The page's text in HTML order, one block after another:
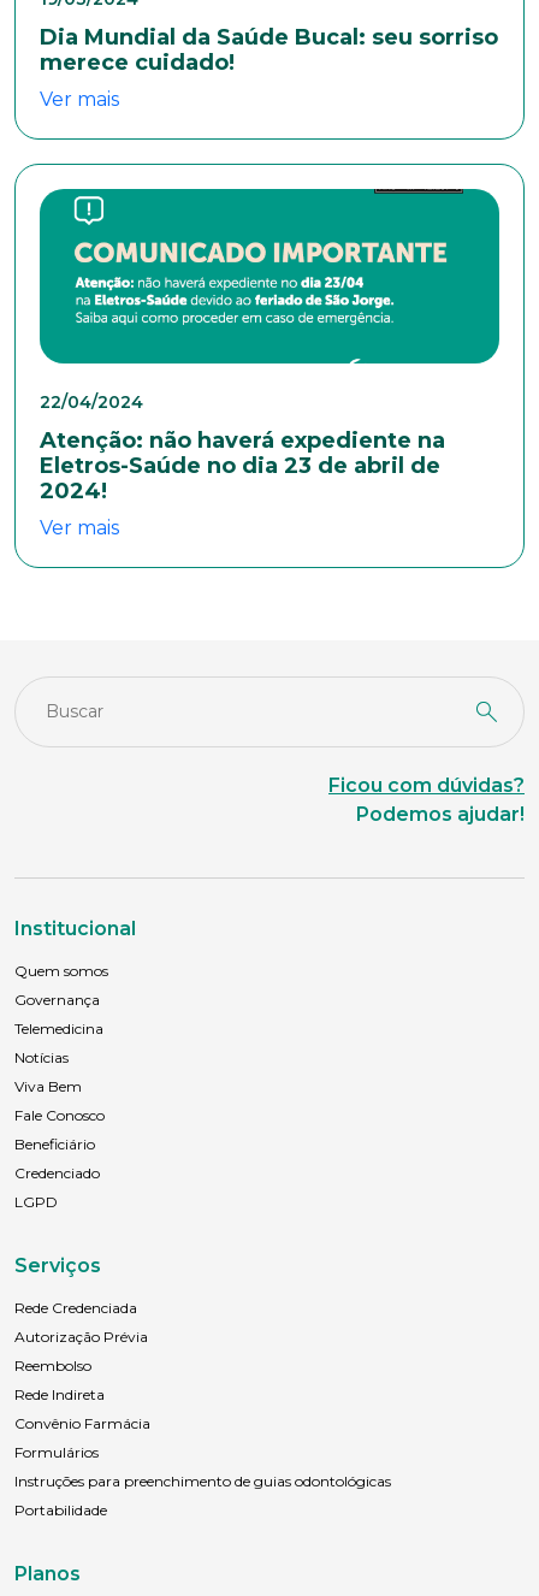
Dia Mundial da Saúde Bucal: seu sorriso
merece cuidado!
Ver mais
22/04/2024
Atenção: não haverá expediente na
Eletros-Saúde no dia 23 de abril de
2024!
Ver mais
Ficou com dúvidas?
Podemos ajudar!
Institucional
Quem somos
Governança
Telemedicina
Notícias
Viva Bem
Fale Conosco
Beneficiário
Credenciado
LGPD
Serviços
Rede Credenciada
Autorização Prévia
Reembolso
Rede Indireta
Convênio Farmácia
Formulários
Instruções para preenchimento de guias odontológicas
Portabilidade
Planos
E-mail*
Bairro
Cidade
Naturalidade
Área de interesse